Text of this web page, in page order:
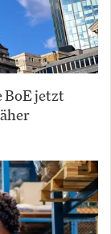
BoE jetzt